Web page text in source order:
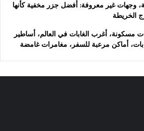
وجهات غير معروفة: أفضل جزر مخفية كأنها
الخريطة
مسكونة، أغرب الغابات في العالم، أساطير
أماكن مرعبة للسفر، مغامرات غامضة